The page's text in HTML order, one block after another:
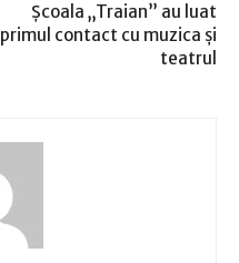
Şcoala „Traian” au luat
primul contact cu muzica şi
teatrul